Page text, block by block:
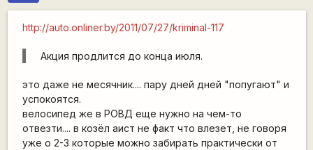
http://auto.onliner.by/2011/07/27/kriminal-117
Акция продлится до конца июля.
это даже не месячник.... пару дней дней "попугают" и
успокоятся.
велосипед же в РОВД еще нужно на чем-то
отвезти.... в козёл аист не факт что влезет, не говоря
уже о 2-3 которые можно забирать практически от